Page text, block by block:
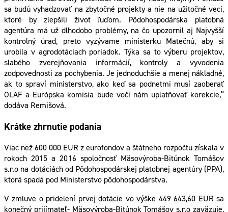
sa budú vyhadzovať na zbytočné projekty a nie na užitočné veci,
ktoré by zlepšili život ľuďom. Pôdohospodárska platobná
agentúra má už dlhodobo problémy, na čo upozornil aj Najvyšší
kontrolný úrad, preto vyzývame ministerku Matečnú, aby si
urobila v agrodotáciach poriadok. Týka sa to výberu projektov,
slabého zverejňovania informácií, kontroly a vyvodenia
zodpovednosti za pochybenia. Je jednoduchšie a menej nákladné,
ak to spraví ministerstvo, ako keď sa podnetmi musí zaoberať
OLAF a Európska komisia bude voči nám uplatňovať korekcie,“
dodáva Remišová.
Krátke zhrnutie podania
Viac než 600 000 EUR z eurofondov a štátneho rozpočtu získala v
rokoch 2015 a 2016 spoločnosť Mäsovýroba-Bitúnok Tomášov
s.r.o na dotáciách od Pôdohospodárskej platobnej agentúry (PPA),
ktorá spadá pod Ministerstvo pôdohospodárstva.
V zmluve o pridelení prvej dotácie vo výške 449 643,60 EUR sa
konečný prijímateľ- Mäsovýroba-Bitúnok Tomášov s.r.o zaväzuje,